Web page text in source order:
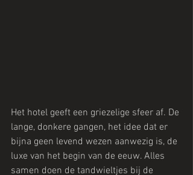
Het hotel geeft een griezelige sfeer af. De
lange, donkere gangen, het idee dat er
bijna geen levend wezen aanwezig is, de
luxe van het begin van de eeuw. Alles
samen doen de tandwieltjes bij de